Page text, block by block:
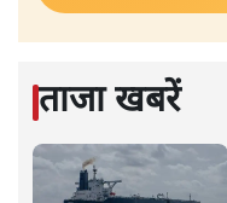
ताजा खबरें